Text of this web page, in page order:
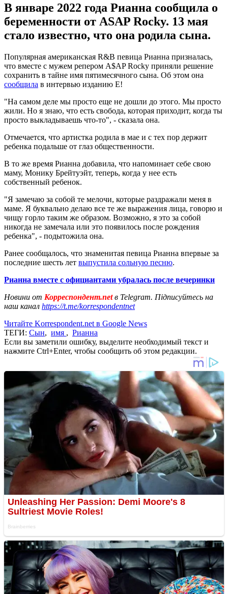
В январе 2022 года Рианна сообщила о
беременности от ASAP Rocky. 13 мая
стало известно, что она родила сына.
Популярная американская R&B певица Рианна призналась,
что вместе с мужем репером A$AP Rocky приняли решение
сохранить в тайне имя пятимесячного сына. Об этом она
сообщила в интервью изданию E!
"На самом деле мы просто еще не дошли до этого. Мы просто
жили. Но я знаю, что есть свобода, которая приходит, когда ты
просто выкладываешь что-то", - сказала она.
Отмечается, что артистка родила в мае и с тех пор держит
ребенка подальше от глаз общественности.
В то же время Рианна добавила, что напоминает себе свою
маму, Монику Брейтуэйт, теперь, когда у нее есть
собственный ребенок.
"Я замечаю за собой те мелочи, которые раздражали меня в
маме. Я буквально делаю все те же выражения лица, говорю и
чищу горло таким же образом. Возможно, я это за собой
никогда не замечала или это появилось после рождения
ребенка", - подытожила она.
Ранее сообщалось, что знаменитая певица Рианна впервые за
последние шесть лет выпустила сольную песню.
Рианна вместе с официантами убралась после вечеринки
Новини от Корреспондент.netв Telegram. Підписуйтесь на
наш канал https://t.me/korrespondentnet
Читайте Korrespondent.net в Google News
ТЕГИ: Сын, имя , Рианна
Если вы заметили ошибку, выделите необходимый текст и
нажмите Ctrl+Enter, чтобы сообщить об этом редакции.